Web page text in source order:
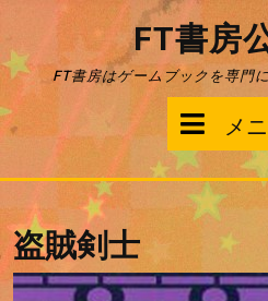
テ
ン
ツ
へ
FT書房
FT書房はゲームブックを専門
メ
盗賊剣士